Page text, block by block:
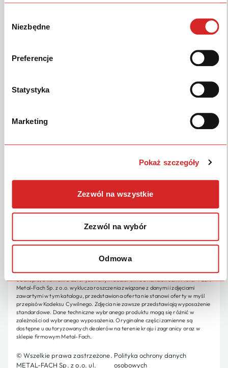
zgody
Niezbędne
Preferencje
Statystyka
Marketing
Pokaż szczegóły
Zezwól na wszystkie
Zezwól na wybór
Odmowa
Serwis & Części
Metal-Fach Sp. z o.o. stale doskonali swoje wyroby i dostosowuje ofertę do
potrzeb klientów, w związku z tym zastrzega sobie prawo do wprowadzania
zmian w wyrobach bez powiadamiania. Prosimy więc przed podjęciem decyzji
o zakupie, o kontakt z autoryzowanym dealerem lub handlowcami Metal-Fach.
Metal-Fach Sp. z o.o. wyklucza roszczenia związane z danymi i zdjęciami
zawartymi w tym katalogu, przedstawiona oferta nie stanowi oferty w myśl
przepisów Kodeksu Cywilnego. Zdjęcia nie zawsze przedstawiają wyposażenie
standardowe. Dane techniczne wybranego produktu mogą się różnić w
zależności od wybranego wyposażenia. Oryginalne części zamienne są
dostępne u autoryzowanych dealerów na terenie kraju i zagranicy oraz w
sklepie firmowym Metal-Fach.
© Wszelkie prawa zastrzeżone.
METAL-FACH Sp. z o.o. ul.
Polityka ochrony danych
osobowych